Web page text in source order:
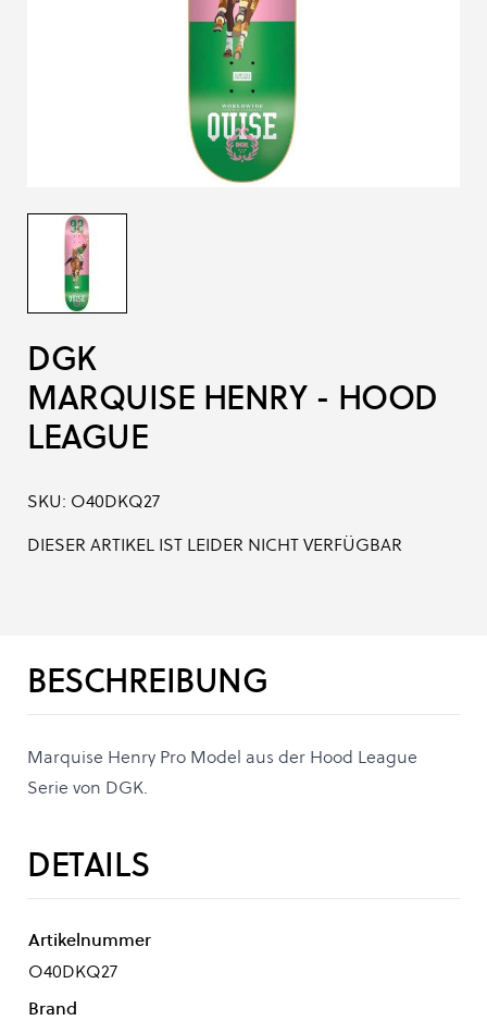
DGK
MARQUISE HENRY - HOOD
LEAGUE
SKU: O40DKQ27
DIESER ARTIKEL IST LEIDER NICHT VERFÜGBAR
BESCHREIBUNG
Marquise Henry Pro Model aus der Hood League
Serie von DGK.
DETAILS
Artikelnummer
O40DKQ27
Brand